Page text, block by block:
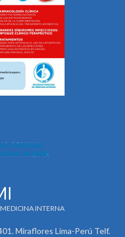
INTERNA
Miraflores Lima-Perú Telf.